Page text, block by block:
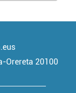
Orereta 20100